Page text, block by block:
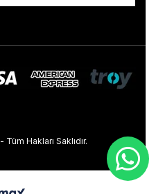
- Tüm Hakları Saklıdır.